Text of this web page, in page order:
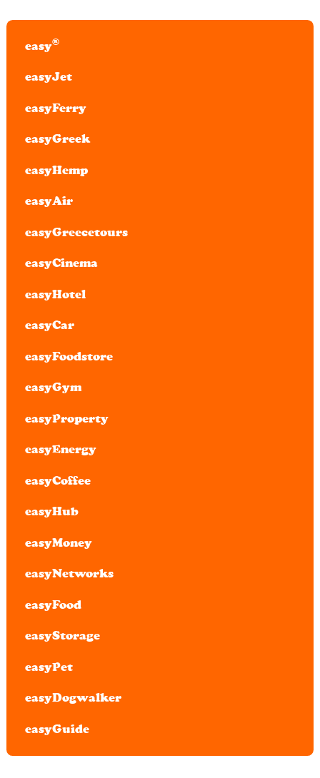
easy®
easyJet
easyFerry
easyGreek
easyHemp
easyAir
easyGreecetours
easyCinema
easyHotel
easyCar
easyFoodstore
easyGym
easyProperty
easyEnergy
easyCoffee
easyHub
easyMoney
easyNetworks
easyFood
easyStorage
easyPet
easyDogwalker
easyGuide